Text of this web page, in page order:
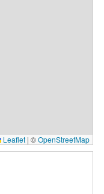
Leaflet | ©OpenStreetMap